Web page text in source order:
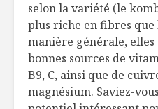
selon la variété (le
plus riche en fibres que
manière générale, elles
bonnes sources de
B9, C, ainsi que de
magnésium. Saviez-